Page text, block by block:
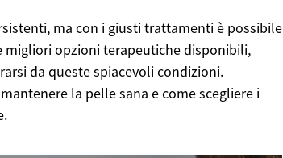
ma con i giusti trattamenti è possibile
migliori opzioni terapeutiche disponibili,
da queste spiacevoli condizioni.
la pelle sana e come scegliere i